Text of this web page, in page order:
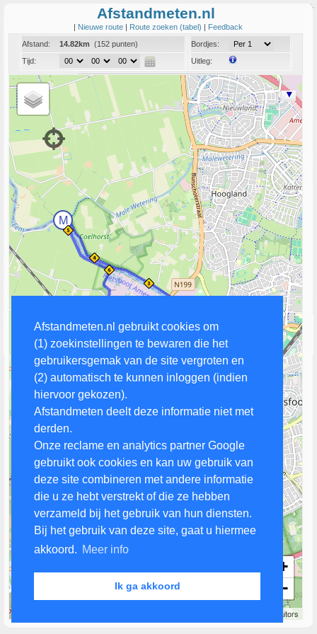
Afstandmeten.nl gebruikt cookies om
(1) zoekinstellingen te bewaren die het
gebruikersgemak van de site vergroten en
(2) automatisch te kunnen inloggen (indien
hiervoor gekozen).
Afstandmeten deelt deze informatie niet met
derden.
Onze reclame en analytics partner Google
gebruikt ook cookies en kan uw gebruik van
deze site combineren met andere informatie
die u ze hebt verstrekt of die ze hebben
verzameld bij het gebruik van hun diensten.
Bij het gebruik van deze site, gaat u hiermee
akkoord. Meer info
Ik ga akkoord
Afstandmeten.nl
| Nieuwe route | Route zoeken (tabel) | Feedback
Afstand:
14.82km (152 punten)
Tijd:
Bordjes:
Uitleg:
Coord:
Info:
Link naar deze route
M
M
+
−
contributors